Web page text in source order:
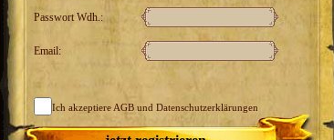
Passwort Wdh.:
Email:
Ich akzeptiere AGB und Datenschutzerklärungen